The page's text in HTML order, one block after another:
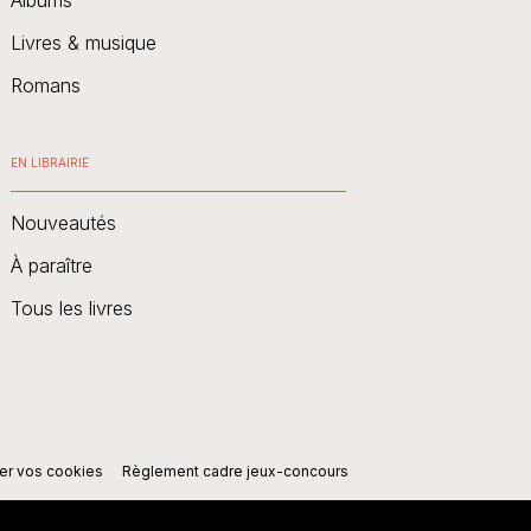
Livres & musique
Romans
EN LIBRAIRIE
Nouveautés
À paraître
Tous les livres
vos cookies Règlement cadre jeux-concours